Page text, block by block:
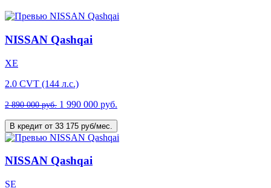
NISSAN Qashqai
XE
2.0 CVT (144 л.с.)
2 890 000 руб. 1 990 000 руб.
В кредит от 33 175 руб/мес.
NISSAN Qashqai
SE